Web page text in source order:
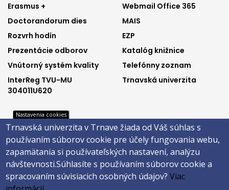
Footer
menu
1
Erasmus +
Doctorandorum dies
Rozvrh hodín
Prezentácie odborov
Vnútorný systém kvality
InterReg TVU-MU
304011U620
Footer
menu
2
Webmail Office 365
MAIS
EZP
Katalóg knižnice
Telefónny zoznam
Trnavská univerzita
Footer
menu
3
Katalóg knižnice
Telefónny zoznam
Trnavská univerzita
Footer
menu
4
E-shop
Facebook
Instagram
Youtube
Nastavenia cookies
Trnavská univerzita v Trnave žiada od Váš súhlas s
používaním súborov cookie pre účely fungovania webu,
zapamätania si používateľských nastavení, analýzu
návštevnosti.Súhlasíte s používaním súborov cookie a
spracovaním súvisiacich osobných údajov?Viac